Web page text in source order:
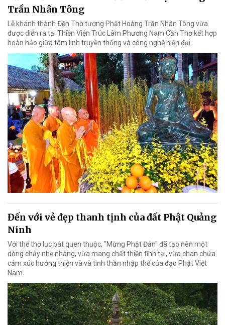
Trần Nhân Tông
Lễ khánh thành Đền Thờ tượng Phật Hoàng Trần Nhân Tông vừa
được diễn ra tại Thiền Viện Trúc Lâm Phương Nam Cần Thơ kết hợp
hoàn hảo giữa tâm linh truyền thống và công nghệ hiện đại.
Đến với vẻ đẹp thanh tịnh của đất Phật Quảng
Ninh
Với thể thơ lục bát quen thuộc, "Mừng Phật Đản" đã tạo nên một
dòng chảy nhẹ nhàng, vừa mang chất thiền tĩnh tại, vừa chan chứa
cảm xúc hướng thiện và và tinh thần nhập thế của đạo Phật Việt
Nam.